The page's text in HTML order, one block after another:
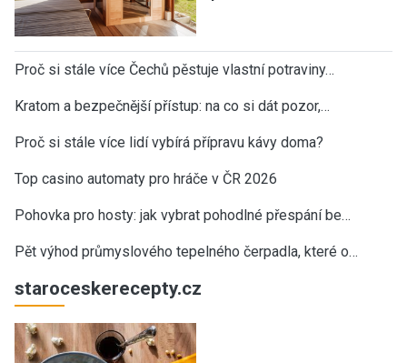
Proč si stále více Čechů pěstuje vlastní potraviny…
Kratom a bezpečnější přístup: na co si dát pozor,…
Proč si stále více lidí vybírá přípravu kávy doma?
Top casino automaty pro hráče v ČR 2026
Pohovka pro hosty: jak vybrat pohodlné přespání be…
Pět výhod průmyslového tepelného čerpadla, které o…
staroceskerecepty.cz